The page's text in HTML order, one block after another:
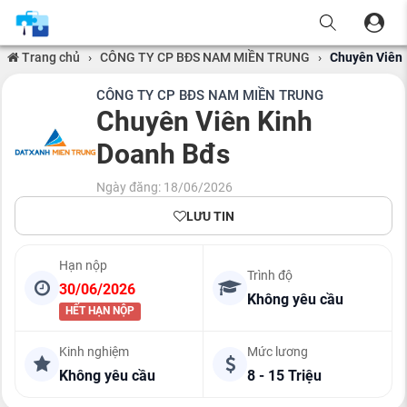
Trang chủ › CÔNG TY CP BĐS NAM MIỀN TRUNG › Chuyên Viên
CÔNG TY CP BĐS NAM MIỀN TRUNG
Chuyên Viên Kinh
Doanh Bđs
Ngày đăng: 18/06/2026
LƯU TIN
Hạn nộp
30/06/2026
HẾT HẠN NỘP
Trình độ
Không yêu cầu
Kinh nghiệm
Không yêu cầu
Mức lương
8 - 15 Triệu